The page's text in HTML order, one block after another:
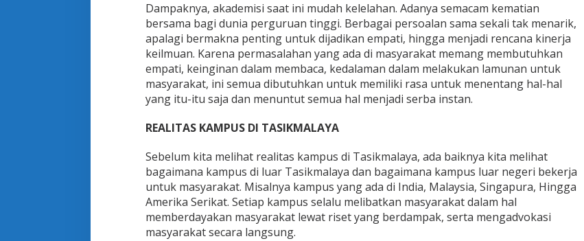
Dampaknya, akademisi saat ini mudah kelelahan. Adanya semacam kematian
bersama bagi dunia perguruan tinggi. Berbagai persoalan sama sekali tak menarik,
apalagi bermakna penting untuk dijadikan empati, hingga menjadi rencana kinerja
keilmuan. Karena permasalahan yang ada di masyarakat memang membutuhkan
empati, keinginan dalam membaca, kedalaman dalam melakukan lamunan untuk
masyarakat, ini semua dibutuhkan untuk memiliki rasa untuk menentang hal-hal
yang itu-itu saja dan menuntut semua hal menjadi serba instan.
REALITAS KAMPUS DI TASIKMALAYA
Sebelum kita melihat realitas kampus di Tasikmalaya, ada baiknya kita melihat
bagaimana kampus di luar Tasikmalaya dan bagaimana kampus luar negeri bekerja
untuk masyarakat. Misalnya kampus yang ada di India, Malaysia, Singapura, Hingga
Amerika Serikat. Setiap kampus selalu melibatkan masyarakat dalam hal
memberdayakan masyarakat lewat riset yang berdampak, serta mengadvokasi
masyarakat secara langsung.